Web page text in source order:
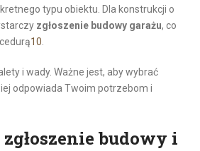
typu obiektu. Dla konstrukcji o
zgłoszenie budowy garażu, co
10.
i wady. Ważne jest, aby wybrać
odpowiada Twoim potrzebom i
budowy i